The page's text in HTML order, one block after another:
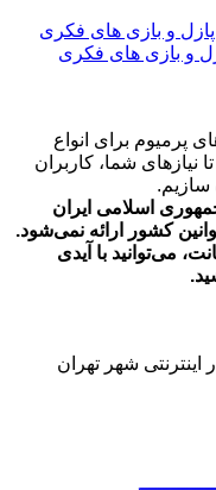
تومان699,000
پرمیوم برای انواع
شما، کاربران
سازیم.
اسلامی ایران
کشور ارائه نمی‌شود.
می‌توانید با آیدی
شهر تهران